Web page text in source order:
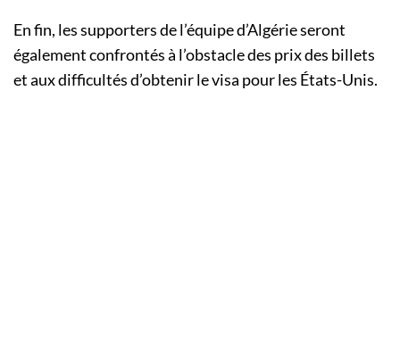
En fin, les supporters de l’équipe d’Algérie seront
également confrontés à l’obstacle des prix des billets
et aux difficultés d’obtenir le visa pour les États-Unis.